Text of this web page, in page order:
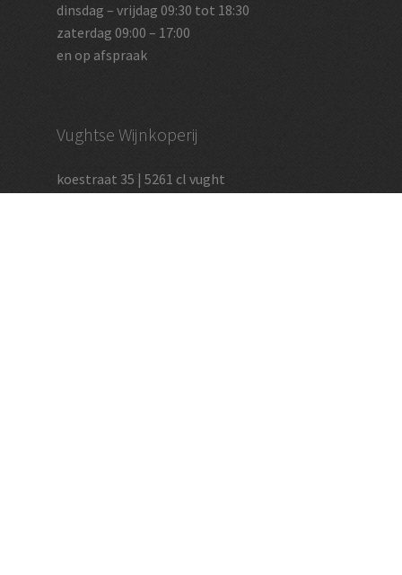
dinsdag – vrijdag 09:30 tot 18:30
zaterdag 09:00 – 17:00
en op afspraak
Vughtse Wijnkoperij
koestraat 35 | 5261 cl vught